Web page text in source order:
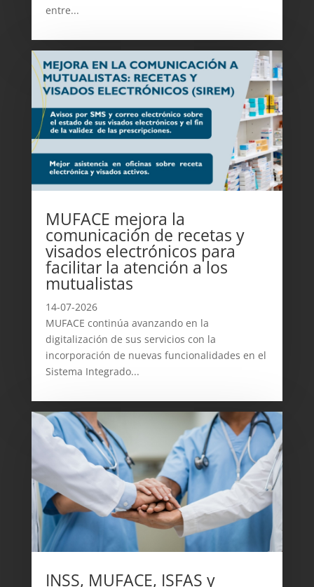
entre...
MUFACE mejora la
comunicación de recetas y
visados electrónicos para
facilitar la atención a los
mutualistas
14-07-2026
MUFACE continúa avanzando en la
digitalización de sus servicios con la
incorporación de nuevas funcionalidades en el
Sistema Integrado...
INSS, MUFACE, ISFAS y